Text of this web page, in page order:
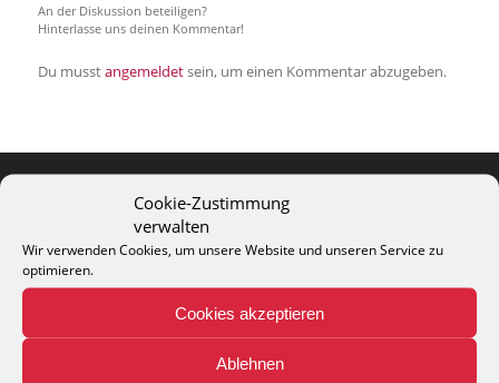
Cookie-Zustimmung
verwalten
Wir verwenden Cookies, um unsere Website und unseren Service zu
optimieren.
Cookies akzeptieren
Ablehnen
An der Diskussion beteiligen?
Hinterlasse uns deinen Kommentar!
Du musstangemeldetsein, um einen Kommentar abzugeben.
THEO KELLER GMBH
Lohackerstr. 30
44867 Bochum
info@theko-collection.com